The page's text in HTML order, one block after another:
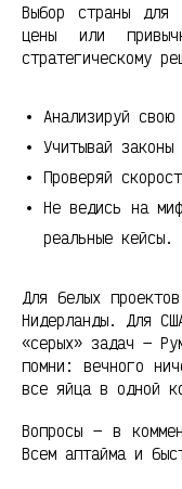
Выбор страны
цены или
стратегическому
Анализируй
Учитывай
Проверяй
Не ведись на
реальные кейсы.
Для белых
Нидерланды. Для
«серых» задач —
помни: вечного
все яйца в одной
Вопросы — в
Всем аптайма и